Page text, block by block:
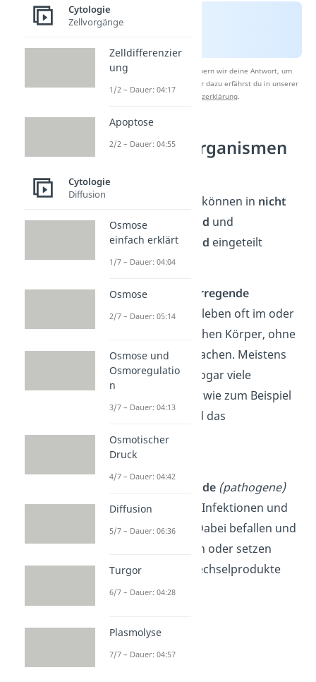
Nach Beantwortung speichern wir deine Antwort, um
Studyflix zu verbessern. Mehr dazu erfährst du in unserer
Datenschutzerklärung.
Sind Mikroorganismen
Mikroorganismen können in nicht
krankheitserregend und
krankheitserregend eingeteilt
werden.
Nicht krankheitserregende
Mikroorganismen
leben oft im oder
auf dem menschlichen Körper, ohne
Schaden zu verursachen. Meistens
unterstützensie sogar viele
Körperfunktionen, wie zum Beispiel
die
und das
Immunsystem
krankheitserregende (pathogene)
Mikroorganismen
Infektionen und
Krankheitenaus. Dabei befallen und
zerstören sie Zellen oder setzen
schädliche
Stoffwechselprodukte
frei.
Cytologie
Zellvorgänge
Zelldifferenzier
ung
1/2 – Dauer: 04:17
Apoptose
2/2 – Dauer: 04:55
Cytologie
Diffusion
Osmose
einfach erklärt
1/7 – Dauer: 04:04
Osmose
2/7 – Dauer: 05:14
Osmose und
Osmoregulatio
n
3/7 – Dauer: 04:13
Osmotischer
Druck
4/7 – Dauer: 04:42
Diffusion
5/7 – Dauer: 06:36
Turgor
6/7 – Dauer: 04:28
Plasmolyse
7/7 – Dauer: 04:57